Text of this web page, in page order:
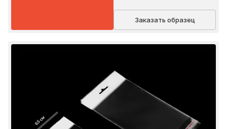
Заказать образец
6.5 см